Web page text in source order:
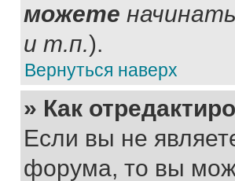
можете
и т.п.).
Вернуться наверх
» Как
Если вы не
форума, то вы